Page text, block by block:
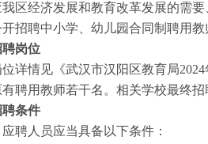
经济发展和教育改革发展的需要
招聘中小学、幼儿园合同制聘用
岗位
情见《武汉市汉阳区教育局2024
有聘用教师若干名。相关学校最终
条件
人员应当具备以下条件：